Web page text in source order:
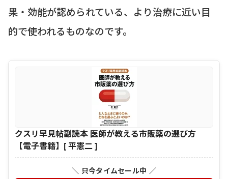
果・効能が認められている、より治療に近い目
的で使われるものなのです。
クスリ早見帖副読本 医師が教える市販薬の選び方
【電子書籍】[ 平憲二 ]
＼ 只今タイムセール中 ／